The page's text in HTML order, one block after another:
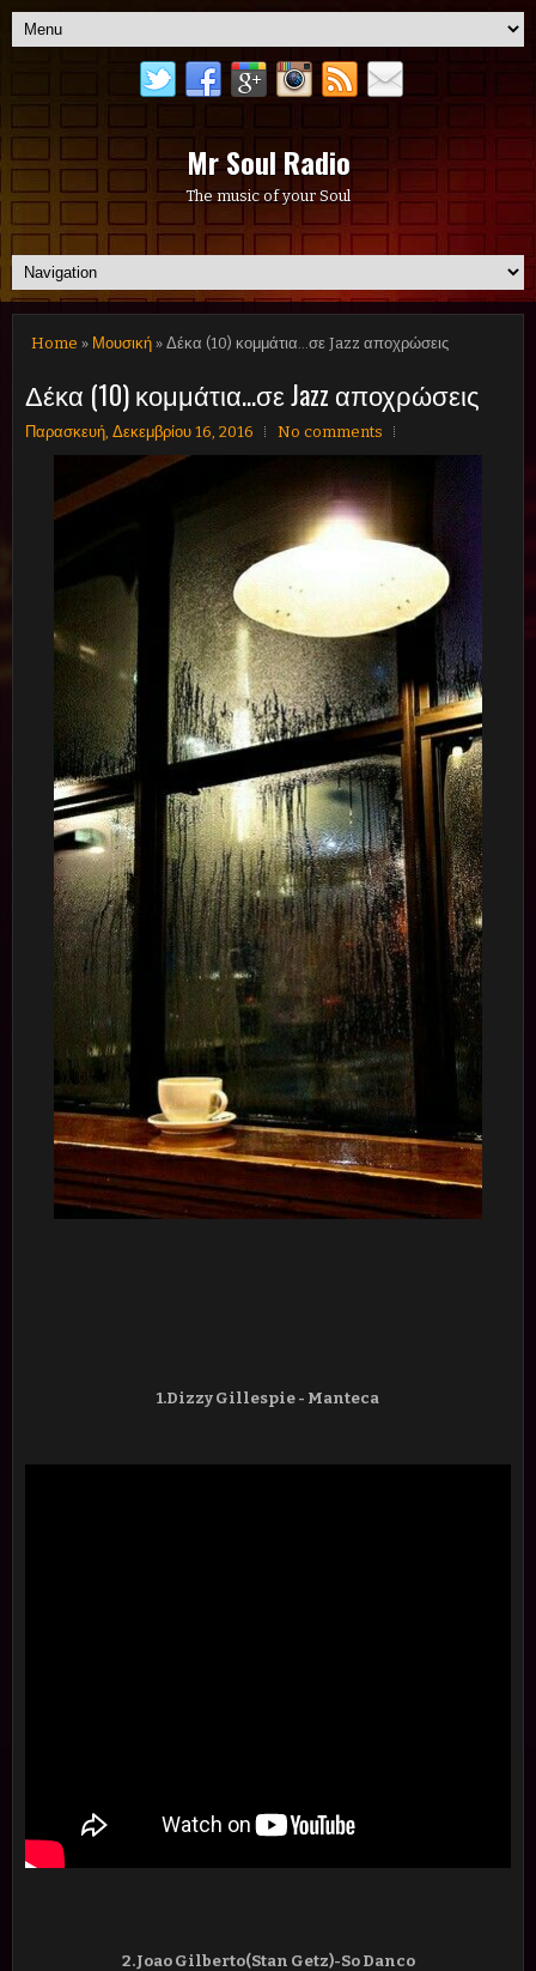
Mr Soul Radio
The music of your Soul
Home » Μουσική » Δέκα (10) κομμάτια...σε Jazz αποχρώσεις
Δέκα (10) κομμάτια...σε Jazz αποχρώσεις
Παρασκευή, Δεκεμβρίου 16, 2016 No comments
1.Dizzy Gillespie - Manteca
2.Joao Gilberto(Stan Getz)-So Danco